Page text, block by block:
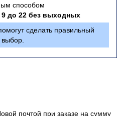
способом
до 22 без выходных
сделать правильный
выбор.
почтой при заказе на сумму